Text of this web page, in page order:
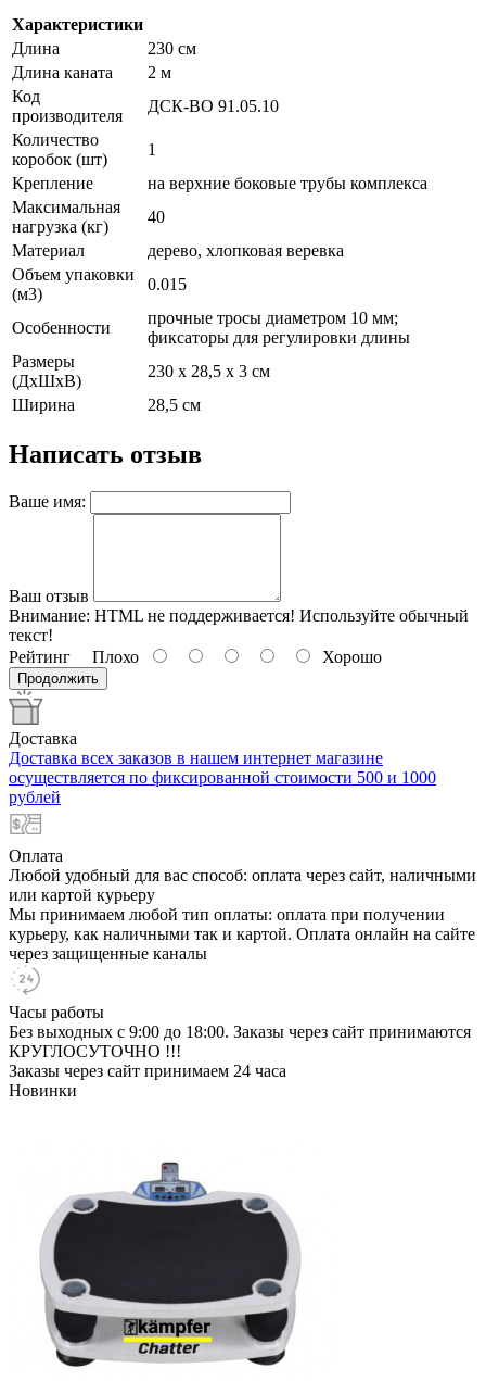
Характеристики
Длина
230 см
Длина каната
2 м
Код
производителя
ДСК-ВО 91.05.10
Количество
коробок (шт)
1
Крепление
на верхние боковые трубы комплекса
Максимальная
нагрузка (кг)
40
Материал
дерево, хлопковая веревка
Объем упаковки
(м3)
0.015
Особенности
прочные тросы диаметром 10 мм;
фиксаторы для регулировки длины
Размеры
(ДхШхВ)
230 х 28,5 х 3 см
Ширина
28,5 см
Написать отзыв
Ваше имя:
Ваш отзыв
Внимание: HTML не поддерживается! Используйте обычный
текст!
Рейтинг Плохо Хорошо
Продолжить
Доставка
Доставка всех заказов в нашем интернет магазине
осуществляется по фиксированной стоимости 500 и 1000
рублей
Оплата
Любой удобный для вас способ: оплата через сайт, наличными
или картой курьеру
Мы принимаем любой тип оплаты: оплата при получении
курьеру, как наличными так и картой. Оплата онлайн на сайте
через защищенные каналы
Часы работы
Без выходных с 9:00 до 18:00. Заказы через сайт принимаются
КРУГЛОСУТОЧНО !!!
Заказы через сайт принимаем 24 часа
Новинки